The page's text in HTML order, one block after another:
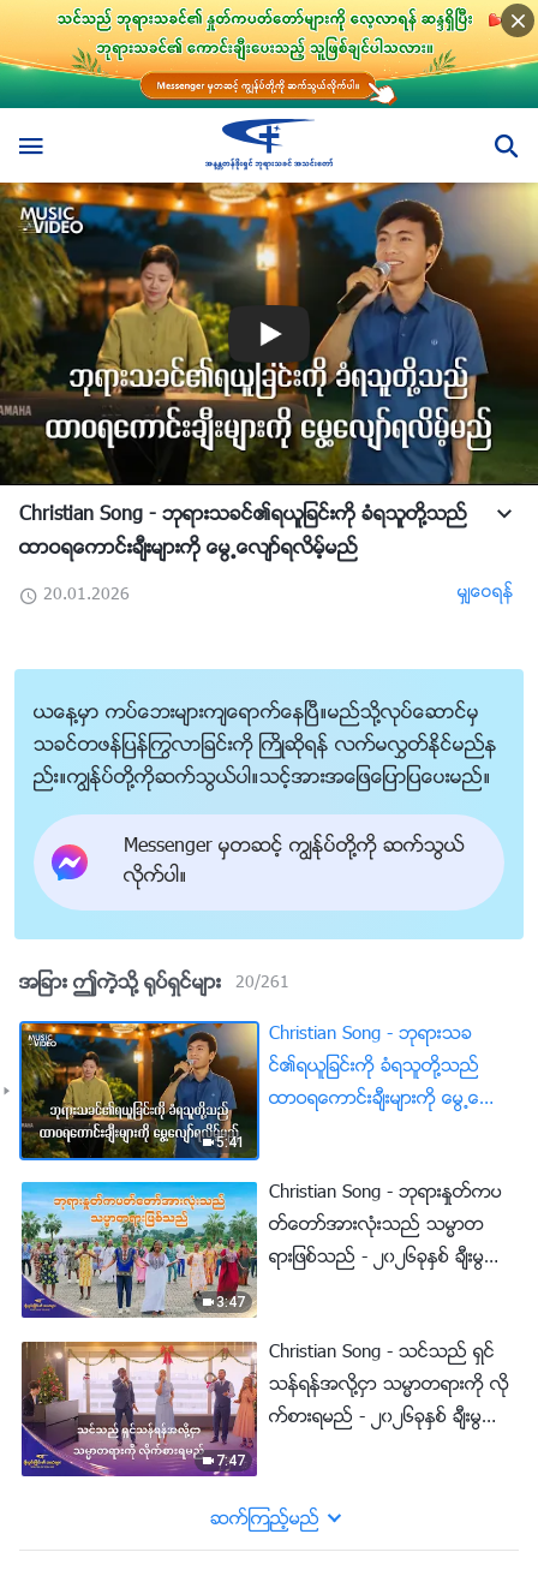
Christian Song - ဘုရားသခင္၏ရယူျခင္းကို ခံရသူတို႔သည္
ထာဝရေကာင္းခ်ီးမ်ားကို ေမြ႕ေလ်ာ္ရလိမ့္မည္
20.01.2026 မွ်ေဝရန္
ယေန႔မွာ ကပ္ေဘးမ်ားက်ေရာက္ေနၿပီ။မည္သို႔လုပ္ေဆာင္မွ
သခင္တဖန္ျပန္ႂကြလာျခင္းကို ႀကိဳဆိုရန္ လက္မလႊတ္ႏိုင္မည္န
ည္း။ကြၽန္ုပ္တို႔ကိုဆက္သြယ္ပါ။သင့္အားအေျဖေျပာျပေပးမည္။
Messenger မွတဆင့္ ကြၽန္ုပ္တို႔ကို ဆက္သြယ္
လိုက္ပါ။
အျခား ဤကဲ့သို႔ ႐ုပ္ရွင္မ်ား 20/261
5:41
Christian Song - ဘုရားသခ
င္၏ရယူျခင္းကို ခံရသူတို႔သည္
ထာဝရေကာင္းခ်ီးမ်ားကို ေမြ႕ေလ်ာ္
3:47
Christian Song - ဘုရားႏႈတ္ကပ
တ္ေတာ္အားလုံးသည္ သမၼာတ
ရားျဖစ္သည္ - ၂၀၂၆ခုႏွစ္ ခ်ီးမြမ္းျ
7:47
Christian Song - သင္သည္ ရွင္
သန္ရန္အလို႔ငွာ သမၼာတရားကို လို
က္စားရမည္ - ၂၀၂၆ခုႏွစ္ ခ်ီးမြမ္းျ
ဆက္ၾကည့္မည္